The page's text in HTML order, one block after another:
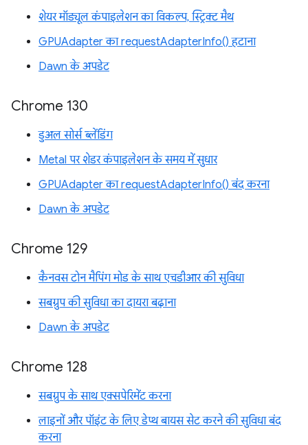
शेयर मॉड्यूल कंपाइलेशन का विकल्प, स्ट्रिक्ट मैथ
GPUAdapter का requestAdapterInfo() हटाना
Dawn के अपडेट
Chrome 130
डुअल सोर्स ब्लेंडिंग
Metal पर शेडर कंपाइलेशन के समय में सुधार
GPUAdapter का requestAdapterInfo() बंद करना
Dawn के अपडेट
Chrome 129
कैनवस टोन मैपिंग मोड के साथ एचडीआर की सुविधा
सबग्रुप की सुविधा का दायरा बढ़ाना
Dawn के अपडेट
Chrome 128
सबग्रुप के साथ एक्सपेरिमेंट करना
लाइनों और पॉइंट के लिए डेप्थ बायस सेट करने की सुविधा बंद
करना